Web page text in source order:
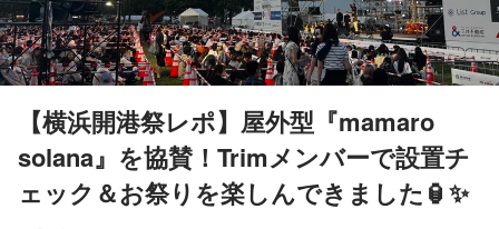
【横浜開港祭レポ】屋外型『mamaro
solana』を協賛！Trimメンバーで設置チ
ェック＆お祭りを楽しんできました🏮✨